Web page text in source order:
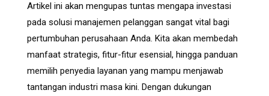
Artikel ini akan mengupas tuntas mengapa investasi
pada solusi manajemen pelanggan sangat vital bagi
pertumbuhan perusahaan Anda. Kita akan membedah
manfaat strategis, fitur-fitur esensial, hingga panduan
memilih penyedia layanan yang mampu menjawab
tantangan industri masa kini. Dengan dukungan